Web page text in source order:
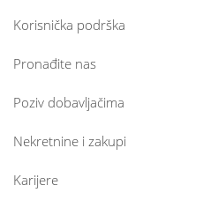
Korisnička podrška
Pronađite nas
Poziv dobavljačima
Nekretnine i zakupi
Karijere